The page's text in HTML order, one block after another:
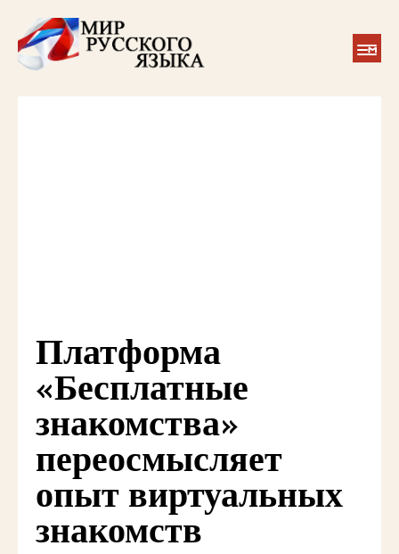
Платформа
«Бесплатные
знакомства»
переосмысляет
опыт виртуальных
знакомств